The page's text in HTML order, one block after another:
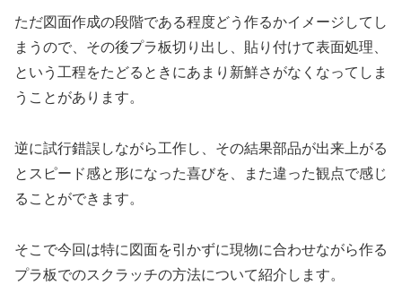
ただ図面作成の段階である程度どう作るかイメージしてし
まうので、その後プラ板切り出し、貼り付けて表面処理、
という工程をたどるときにあまり新鮮さがなくなってしま
うことがあります。
逆に試行錯誤しながら工作し、その結果部品が出来上がる
とスピード感と形になった喜びを、また違った観点で感じ
ることができます。
そこで今回は特に図面を引かずに現物に合わせながら作る
プラ板でのスクラッチの方法について紹介します。